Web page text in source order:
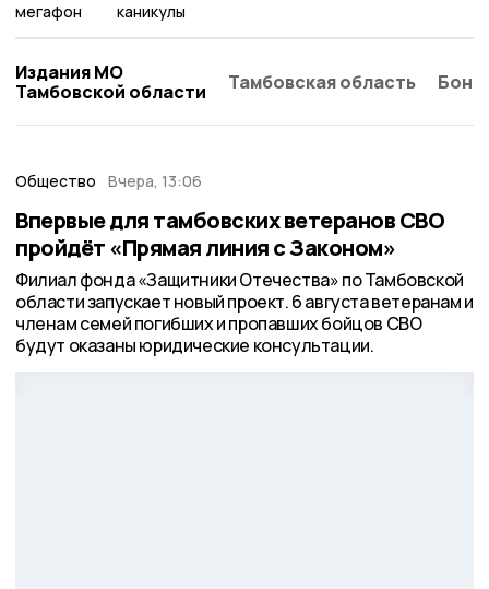
мегафон каникулы
Издания МО
Тамбовской области
Тамбовская область
Общество Вчера, 13:06
Впервые для тамбовских ветеранов СВО
пройдёт «Прямая линия с Законом»
Филиал фонда «Защитники Отечества» по Тамбовской
области запускает новый проект. 6 августа ветеранам и
членам семей погибших и пропавших бойцов СВО
будут оказаны юридические консультации.